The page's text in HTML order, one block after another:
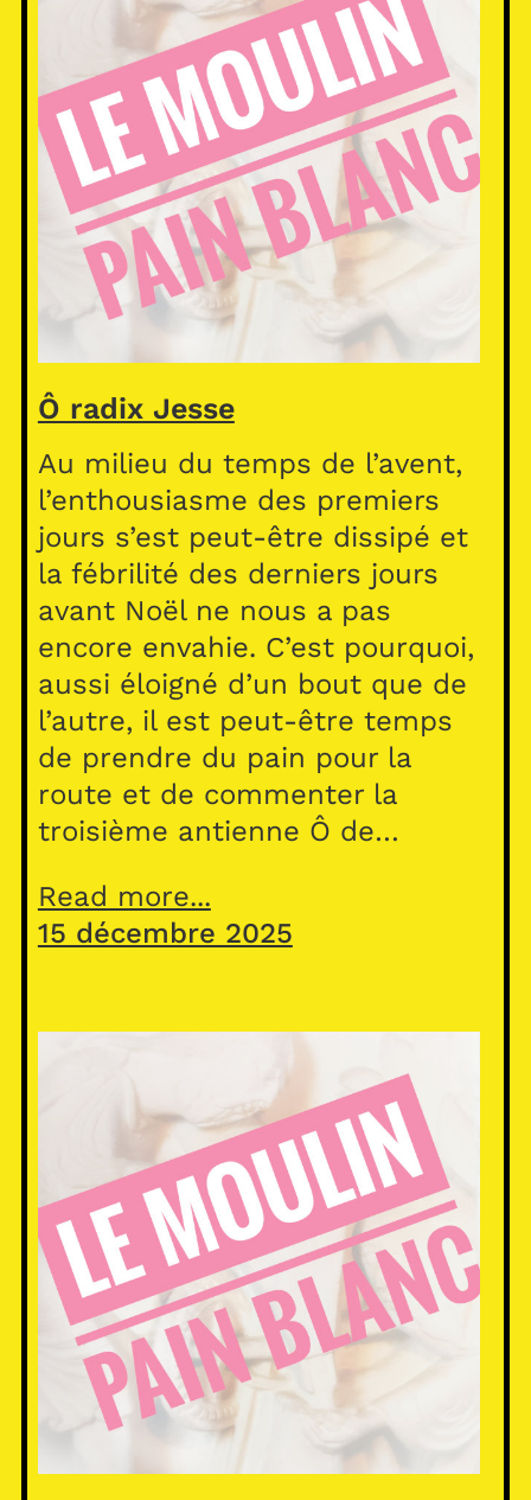
Ô radix Jesse
Au milieu du temps de l’avent,
l’enthousiasme des premiers
jours s’est peut-être dissipé et
la fébrilité des derniers jours
avant Noël ne nous a pas
encore envahie. C’est pourquoi,
aussi éloigné d’un bout que de
l’autre, il est peut-être temps
de prendre du pain pour la
route et de commenter la
troisième antienne Ô de…
Read more...
15 décembre 2025